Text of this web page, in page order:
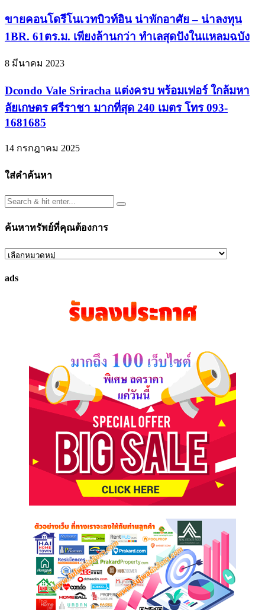
ขายคอนโดรีโนเวทบิวท์อิน น่าพักอาศัย – น่าลงทุน
1BR. 61ตร.ม. เพียงล้านกว่า ทำเลสุดปังในแหลมฉบัง
8 มีนาคม 2023
Dcondo Vale Sriracha แต่งครบ พร้อมเฟอร์ ใกล้มหา
ลัยเกษตร ศรีราชา มากที่สุด 240 เมตร โทร 093-
1681685
14 กรกฎาคม 2025
ใส่คำค้นหา
ค้นหาทรัพย์ที่คุณต้องการ
ค้นหา
ที่
ads